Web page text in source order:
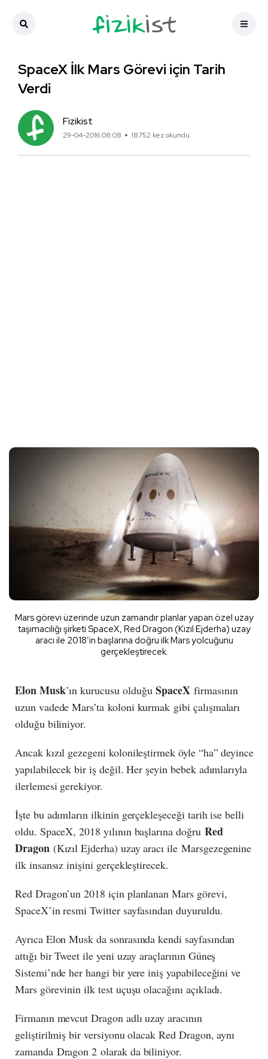
SpaceX İlk Mars Görevi için Tarih
Verdi
Fizikist
29-04-2016 08:08 18752 kez okundu.
Mars görevi üzerinde uzun zamandır planlar yapan özel uzay
taşımacılığı şirketi SpaceX, Red Dragon (Kızıl Ejderha) uzay
aracı ile 2018’in başlarına doğru ilk Mars yolcuğunu
gerçekleştirecek.
Elon Musk’ın kurucusu olduğuSpaceX firmasının
uzun vadede Mars’ta koloni kurmak gibi çalışmaları
olduğu biliniyor.
Ancak kızıl gezegeni kolonileştirmek öyle “ha” deyince
yapılabilecek bir iş değil. Her şeyin bebek adımlarıyla
ilerlemesi gerekiyor.
İşte bu adımların ilkinin gerçekleşeceği tarih ise belli
oldu. SpaceX, 2018 yılının başlarına doğru Red
Dragon(Kızıl Ejderha) uzay aracı ile Marsgezegenine
ilk insansız inişini gerçekleştirecek.
Red Dragon’un 2018 için planlanan Mars görevi,
SpaceX’in resmi Twitter sayfasından duyuruldu.
Ayrıca Elon Musk da sonrasında kendi sayfasından
attığı bir Tweet ile yeni uzay araçlarının Güneş
Sistemi’nde her hangi bir yere iniş yapabileceğini ve
Mars görevinin ilk test uçuşu olacağını açıkladı.
Firmanın mevcut Dragon adlı uzay aracının
geliştirilmiş bir versiyonu olacak Red Dragon, aynı
zamanda Dragon 2 olarak da biliniyor.